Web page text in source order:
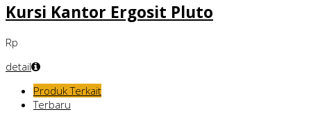
Kursi Kantor Ergosit Pluto
Rp
detail
Produk Terkait
Terbaru